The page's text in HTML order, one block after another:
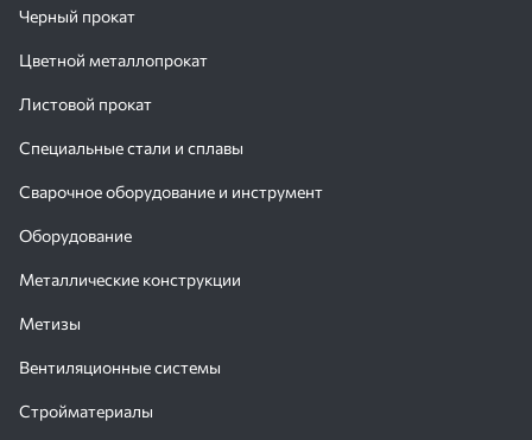
Черный прокат
Цветной металлопрокат
Листовой прокат
Специальные стали и сплавы
Сварочное оборудование и инструмент
Оборудование
Металлические конструкции
Метизы
Вентиляционные системы
Стройматериалы